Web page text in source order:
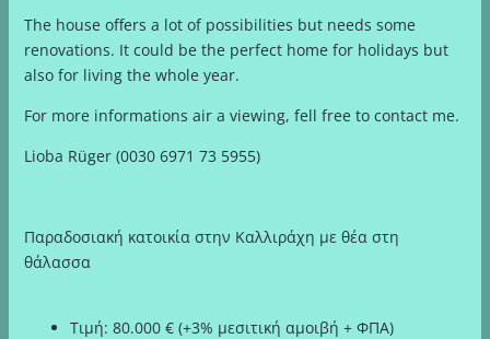
The house offers a lot of possibilities but needs some
renovations. It could be the perfect home for holidays but
also for living the whole year.
For more informations air a viewing, fell free to contact me.
Lioba Rüger (0030 6971 73 5955)
Παραδοσιακή κατοικία στην Καλλιράχη με θέα στη
θάλασσα
Τιμή: 80.000 € (+3% μεσιτική αμοιβή + ΦΠΑ)